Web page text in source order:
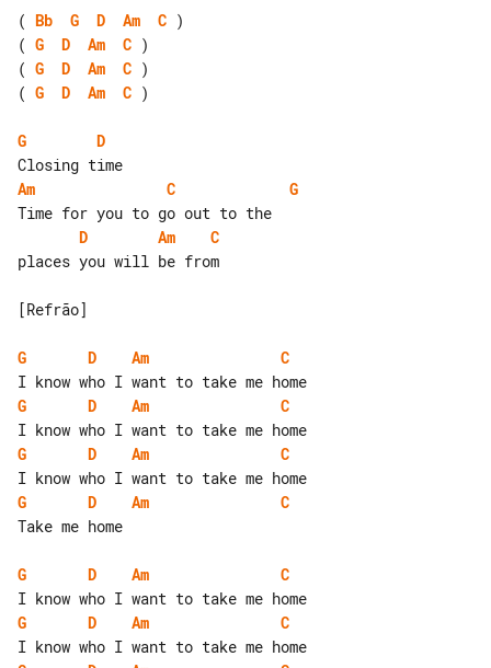
( Bb G D Am C
( G D Am C
( G D Am C
( G D Am C )
G
D
Am
C
G
D
Am
C
places you will be from
[Refrão]
G D Am
C
G
D Am
C
G
D Am
C
G
D Am
C
Take me home
G D Am
C
G
D Am
C